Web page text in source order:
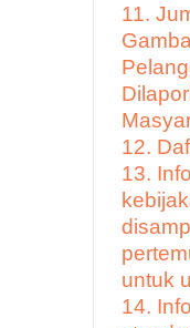
11.
12.
13.
untuk
14.